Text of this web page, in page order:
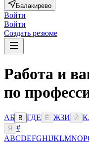
Балакирево
Войти
Войти
Создать резюме
Работа и
по
АБ В ГДЕ Ё ЖЗИ Й К
Я
#
ABCDEFGHIJKLMNOP